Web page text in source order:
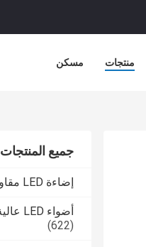
مسكن منتجات
جميع المنتجات
إضاءة LED مقاومة للانفجار
أضواء LED عالية خليج واقية من الانفجار
(622)